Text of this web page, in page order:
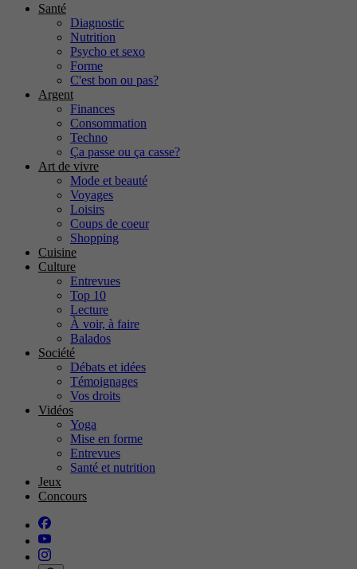
Santé
Diagnostic
Nutrition
Psycho et sexo
Forme
C'est bon ou pas?
Argent
Finances
Consommation
Techno
Ça passe ou ça casse?
Art de vivre
Mode et beauté
Voyages
Loisirs
Coups de coeur
Shopping
Cuisine
Culture
Entrevues
Top 10
Lecture
À voir, à faire
Balados
Société
Débats et idées
Témoignages
Vos droits
Vidéos
Yoga
Mise en forme
Entrevues
Santé et nutrition
Jeux
Concours